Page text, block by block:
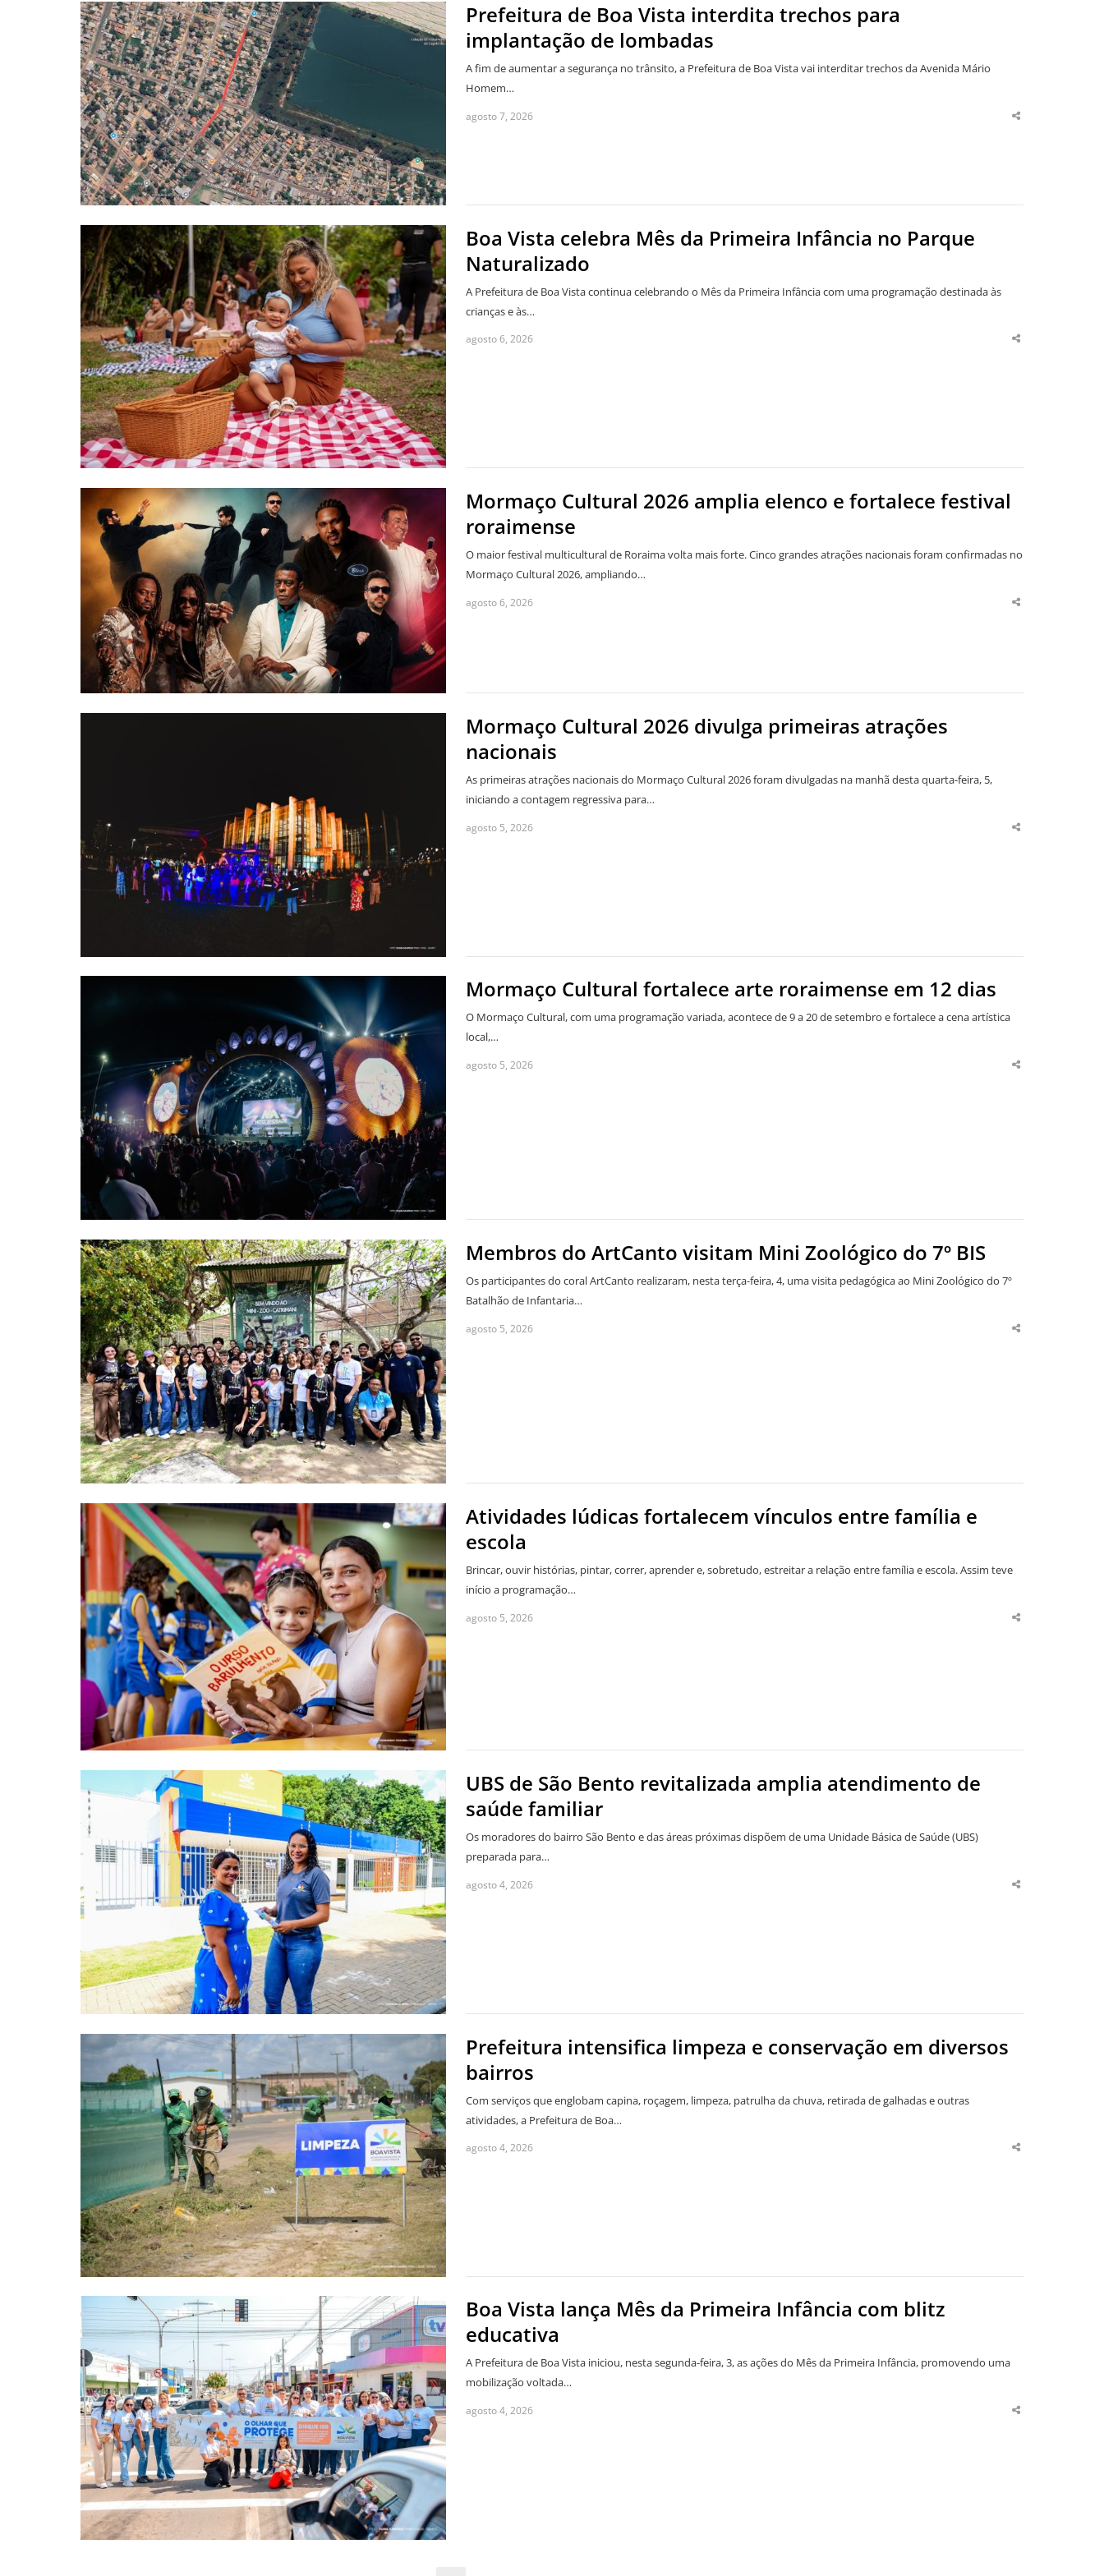
Prefeitura de Boa Vista interdita trechos para
implantação de lombadas
A fim de aumentar a segurança no trânsito, a Prefeitura de Boa Vista vai interditar trechos da Avenida Mário
Homem…
agosto 7, 2026
Share
Boa Vista celebra Mês da Primeira Infância no Parque
Naturalizado
A Prefeitura de Boa Vista continua celebrando o Mês da Primeira Infância com uma programação destinada às
crianças e às…
agosto 6, 2026
Share
Mormaço Cultural 2026 amplia elenco e fortalece festival
roraimense
O maior festival multicultural de Roraima volta mais forte. Cinco grandes atrações nacionais foram confirmadas no
Mormaço Cultural 2026, ampliando…
agosto 6, 2026
Share
Mormaço Cultural 2026 divulga primeiras atrações
nacionais
As primeiras atrações nacionais do Mormaço Cultural 2026 foram divulgadas na manhã desta quarta-feira, 5,
iniciando a contagem regressiva para…
agosto 5, 2026
Share
Mormaço Cultural fortalece arte roraimense em 12 dias
O Mormaço Cultural, com uma programação variada, acontece de 9 a 20 de setembro e fortalece a cena artística
local,…
agosto 5, 2026
Share
Membros do ArtCanto visitam Mini Zoológico do 7º BIS
Os participantes do coral ArtCanto realizaram, nesta terça-feira, 4, uma visita pedagógica ao Mini Zoológico do 7º
Batalhão de Infantaria…
agosto 5, 2026
Share
Atividades lúdicas fortalecem vínculos entre família e
escola
Brincar, ouvir histórias, pintar, correr, aprender e, sobretudo, estreitar a relação entre família e escola. Assim teve
início a programação…
agosto 5, 2026
Share
UBS de São Bento revitalizada amplia atendimento de
saúde familiar
Os moradores do bairro São Bento e das áreas próximas dispõem de uma Unidade Básica de Saúde (UBS)
preparada para…
agosto 4, 2026
Share
Prefeitura intensifica limpeza e conservação em diversos
bairros
Com serviços que englobam capina, roçagem, limpeza, patrulha da chuva, retirada de galhadas e outras
atividades, a Prefeitura de Boa…
agosto 4, 2026
Share
Boa Vista lança Mês da Primeira Infância com blitz
educativa
A Prefeitura de Boa Vista iniciou, nesta segunda-feira, 3, as ações do Mês da Primeira Infância, promovendo uma
mobilização voltada…
agosto 4, 2026
Share